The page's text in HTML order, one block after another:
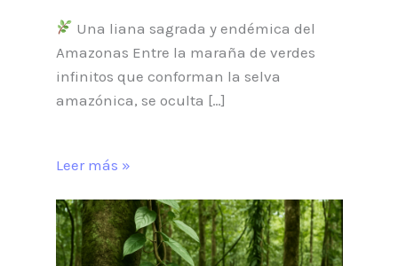
Una liana sagrada y endémica del
Amazonas Entre la maraña de verdes
infinitos que conforman la selva
amazónica, se oculta […]
Leer más »